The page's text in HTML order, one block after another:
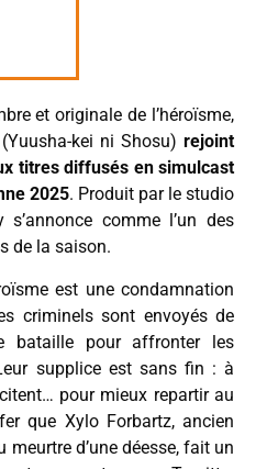
et originale de l’héroïsme,
kei ni Shosu) rejoint
titres diffusés en simulcast
2025. Produit par le studio
comme l’un des
de la saison.
est une condamnation
criminels sont envoyés de
bataille pour affronter les
supplice est sans fin : à
pour mieux repartir au
que Xylo Forbartz, ancien
d’une déesse, fait un